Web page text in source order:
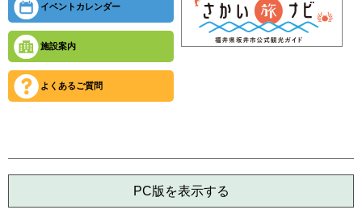
イベントカレンダー
施設案内
よくあるご質問
PC版を表示する